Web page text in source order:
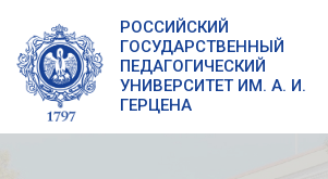
РОССИЙСКИЙ
ГОСУДАРСТВЕННЫЙ
ПЕДАГОГИЧЕСКИЙ
УНИВЕРСИТЕТ ИМ. А. И.
ГЕРЦЕНА